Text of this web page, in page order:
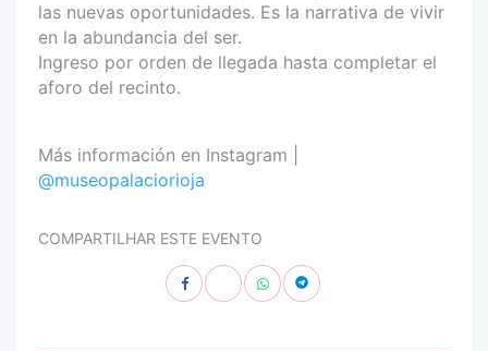
las nuevas oportunidades. Es la narrativa de vivir
en la abundancia del ser.
Ingreso por orden de llegada hasta completar el
aforo del recinto.
Más información en Instagram |
@museopalaciorioja
COMPARTILHAR ESTE EVENTO